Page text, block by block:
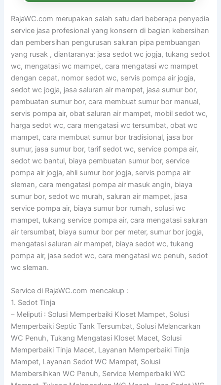
RajaWC.com merupakan salah satu dari beberapa penyedia
service jasa profesional yang konsern di bagian kebersihan
dan pembersihan pengurusan saluran pipa pembuangan
yang rusak , diantaranya: jasa sedot wc jogja, tukang sedot
wc, mengatasi wc mampet, cara mengatasi wc mampet
dengan cepat, nomor sedot wc, servis pompa air jogja,
sedot wc jogja, jasa saluran air mampet, jasa sumur bor,
pembuatan sumur bor, cara membuat sumur bor manual,
servis pompa air, obat saluran air mampet, mobil sedot wc,
harga sedot wc, cara mengatasi wc tersumbat, obat wc
mampet, cara membuat sumur bor tradisional, jasa bor
sumur, jasa sumur bor, tarif sedot wc, service pompa air,
sedot wc bantul, biaya pembuatan sumur bor, service
pompa air jogja, ahli sumur bor jogja, servis pompa air
sleman, cara mengatasi pompa air masuk angin, biaya
sumur bor, sedot wc murah, saluran air mampet, jasa
service pompa air, biaya sumur bor rumah, solusi wc
mampet, tukang service pompa air, cara mengatasi saluran
air tersumbat, biaya sumur bor per meter, sumur bor jogja,
mengatasi saluran air mampet, biaya sedot wc, tukang
pompa air, jasa sedot wc, cara mengatasi wc penuh, sedot
wc sleman.
Service di RajaWC.com mencakup :
1. Sedot Tinja
– Meliputi : Solusi Memperbaiki Kloset Mampet, Solusi
Memperbaiki Septic Tank Tersumbat, Solusi Melancarkan
WC Penuh, Tukang Mengatasi Kloset Macet, Solusi
Memperbaiki Tinja Macet, Layanan Memperbaiki Tinja
Mampet, Layanan Sedot WC Mampet, Solusi
Membersihkan WC Penuh, Service Memperbaiki WC